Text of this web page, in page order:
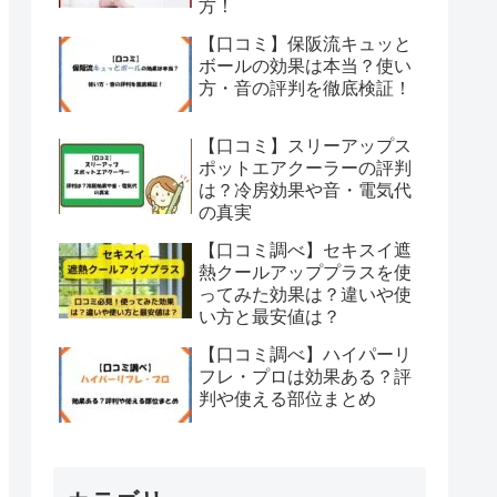
方！
【口コミ】保阪流キュッと
ボールの効果は本当？使い
方・音の評判を徹底検証！
【口コミ】スリーアップス
ポットエアクーラーの評判
は？冷房効果や音・電気代
の真実
【口コミ調べ】セキスイ遮
熱クールアッププラスを使
ってみた効果は？違いや使
い方と最安値は？
【口コミ調べ】ハイパーリ
フレ・プロは効果ある？評
判や使える部位まとめ